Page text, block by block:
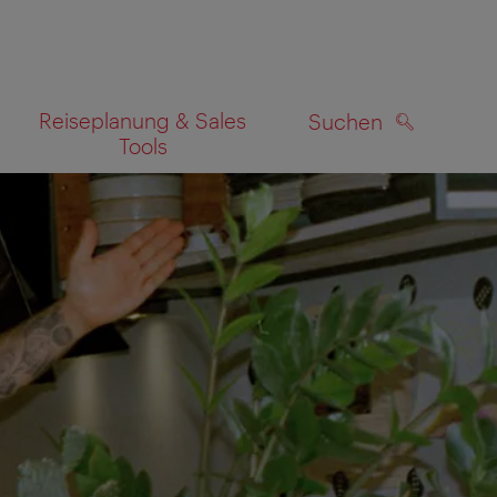
Reiseplanung & Sales
Tools
Suchen
SUCHEN